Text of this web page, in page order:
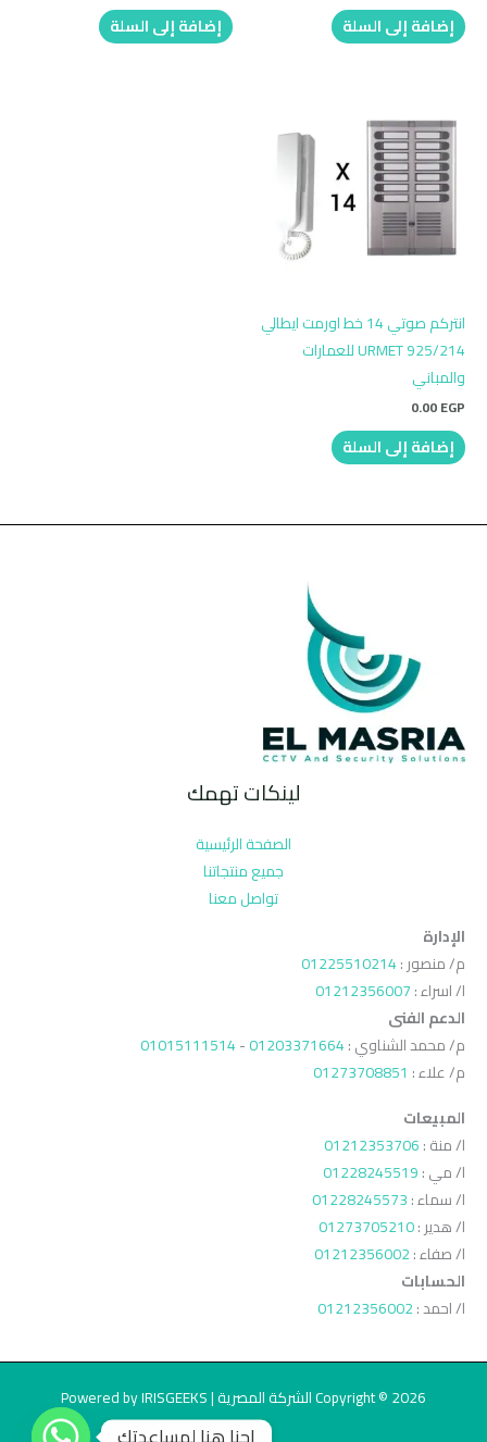
إضافة إلى السلة إضافة إلى السلة
انتركم صوتي 14 خط اورمت ايطالي
URMET 925/214 للعمارات
والمباني
0.00EGP
إضافة إلى السلة
لينكات تهمك
الصفحة الرئيسية
جميع منتجاتنا
تواصل معنا
الإدارة
م/ منصور :01225510214
ا/ اسراء :01212356007
الدعم الفنى
م/ محمد الشناوي :01203371664
-
01015111514
م/ علاء : 01273708851
المبيعات
ا/ منة :01212353706
ا/ مي :01228245519
ا/ سماء :01228245573
ا/ هدير :01273705210
ا/ صفاء :01212356002
الحسابات
ا/ احمد :01212356002
Copyright © 2026 الشركة المصرية | Powered by IRISGEEKS